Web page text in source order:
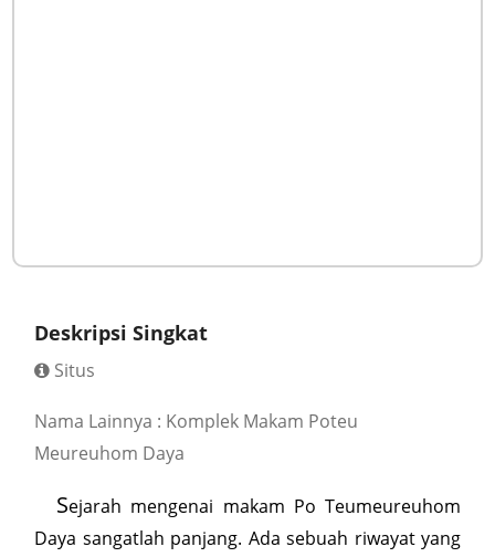
Deskripsi Singkat
Situs
Nama Lainnya : Komplek Makam Poteu
Meureuhom Daya
Sejarah mengenai makam Po Teumeureuhom
Daya sangatlah panjang. Ada sebuah riwayat yang